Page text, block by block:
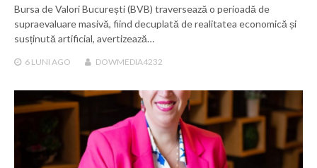
Bursa de Valori București (BVB) traversează o perioadă de
supraevaluare masivă, fiind decuplată de realitatea economică și
susținută artificial, avertizează…
6 LUNI AGO DOWMEDIA4232